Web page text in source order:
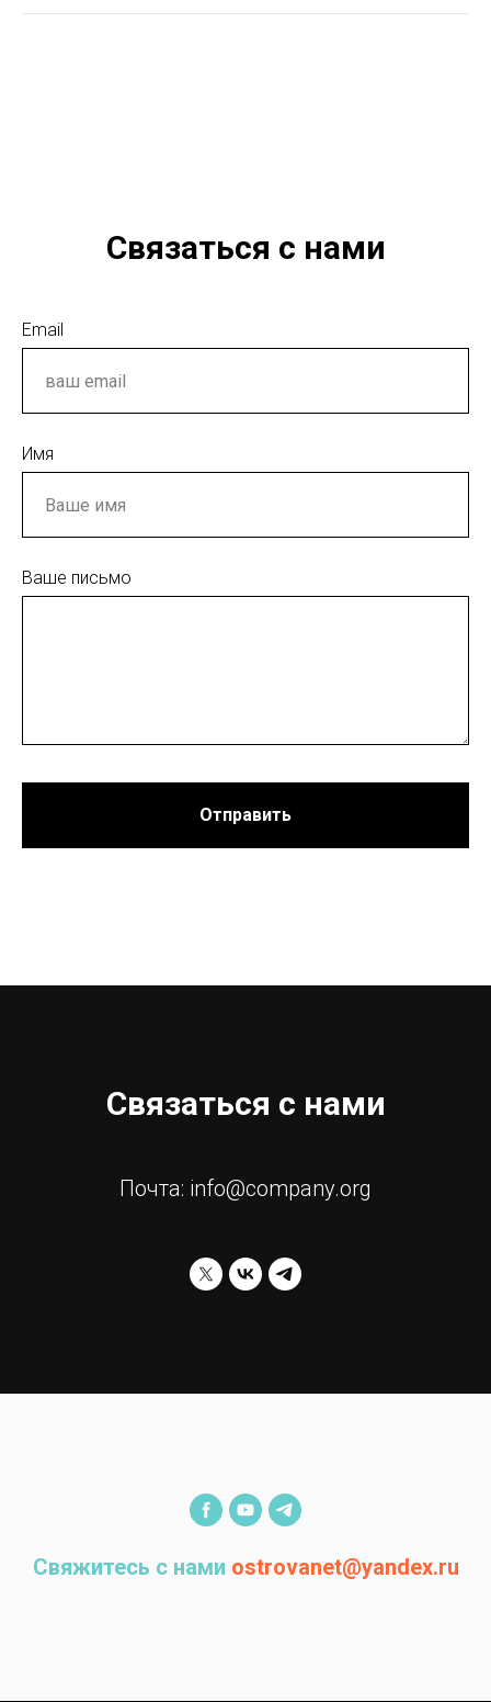
Связаться с нами
Email
Имя
Ваше письмо
Отправить
Связаться с нами
Почта: info@company.org
Свяжитесь с нами ostrovanet@yandex.ru